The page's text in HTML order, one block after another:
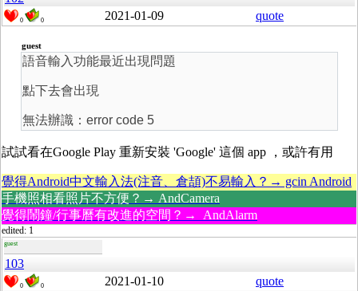
0 0 2021-01-09 quote
guest
語音輸入功能最近出現問題
點下去會出現
無法辦識：error code 5
試試看在Google Play 重新安裝 'Google' 這個 app ，或許有用
覺得Android中文輸入法(注音、倉頡)不易輸入？→ gcin Android
手機照相看照片不方便？→ AndCamera
覺得鬧鐘/行事曆有改進的空間？→ AndAlarm
edited: 1
guest
103
0 0 2021-01-10 quote